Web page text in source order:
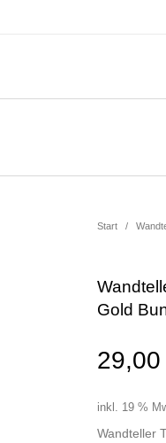
Taschen/Turnbeutel
Start /
Gold
29,00
inkl. 19 %
Wandteller